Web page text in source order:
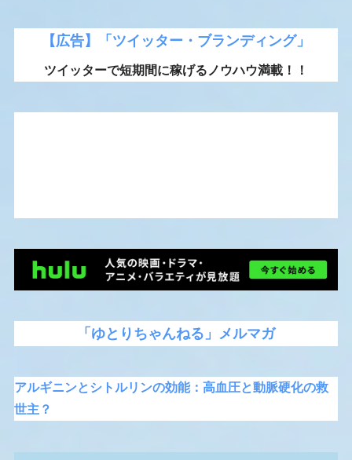
【広告】「ツイッター・ブランディング」
ツイッターで短期間に稼げるノウハウ満載！！
「ゆとりちゃんねる」メルマガ
アルギニンとシトルリンの効能：高血圧と動脈硬化の救
世主？